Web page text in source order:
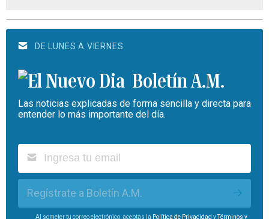
DE LUNES A VIERNES
Boletín A.M.
Las noticias explicadas de forma sencilla y directa para
entender lo más importante del día.
Regístrate a Boletín A.M.
Al someter tu correo electrónico, aceptas la Política de Privacidad yTérminos y